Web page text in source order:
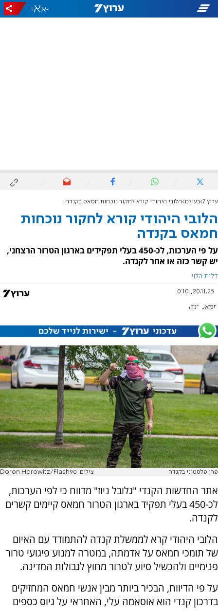
-
+
ערוץ 7 בעולם הלובי היהודי קורא לחקור נוכחות חמאס בקנדה
הלובי היהודי קורא לחקור נוכחות
חמאס בקנדה
על פי הערכות, לכ-450 בעלי תפקידים בארגון הטרור הרצחני,
יש קשר כזה או אחר לקנדה.
דלית הלוי
20.11.25, 0:10
חמאס קנדה
פרו פלסטיני בקנדה צילום: Doron Horowitz/Flash90
אתר החדשות הקנדי "גלובל ניוז" מדווח כי לפי הערכות,
לכ-450 בעלי תפקיד בארגון הטרור חמאס קיימים קשרים
לקנדה.
הלובי היהודי קרא לממשלת קנדה להתמודד עם האיום
של תומכי חמאס על אדמתה, במטרה למנוע פיגועי טרור
פנימיים ולהכשיל סיוע לטרור מחוץ לגבולות המדינה.
על פי הדיווח, הבכיר ביותר מבין אנשי חמאס המחזיקים
בדרכון קנדי הוא אוסאמה עלי, האחראי על גיוס כספים